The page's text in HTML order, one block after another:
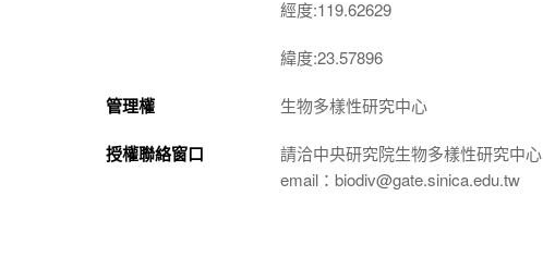
經度:119.62629
緯度:23.57896
管理權 生物多樣性研究中心
授權聯絡窗口
請洽中央研究院生物多樣性研究中心
email：biodiv@gate.sinica.edu.tw